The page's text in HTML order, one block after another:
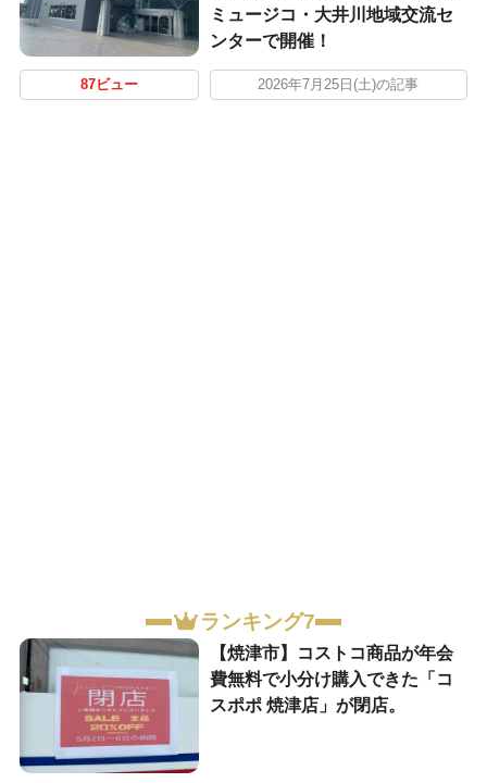
ミュージコ・大井川地域交流セ
ンターで開催！
87ビュー 2026年7月25日(土)の記事
ランキング7
【焼津市】コストコ商品が年会
費無料で小分け購入できた「コ
スポポ 焼津店」が閉店。